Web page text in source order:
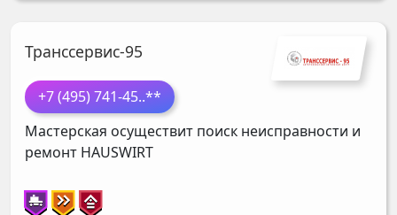
Транссервис-95
+7 (495) 741-45..**
Мастерская осуществит поиск неисправности и
ремонт HAUSWIRT